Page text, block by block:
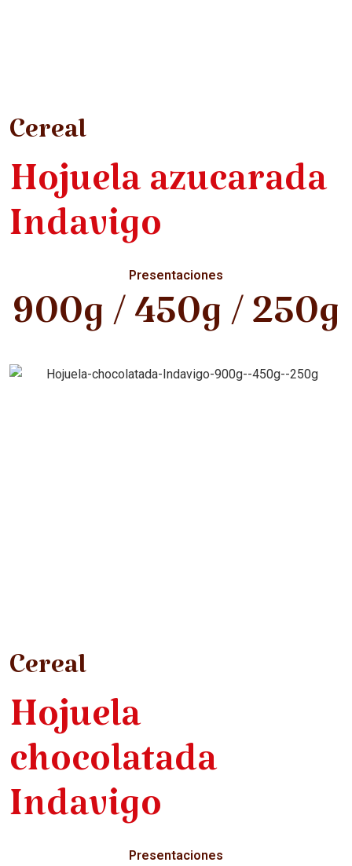
Cereal
Hojuela azucarada
Indavigo
Presentaciones
900g / 450g / 250g
Cereal
Hojuela
chocolatada
Indavigo
Presentaciones